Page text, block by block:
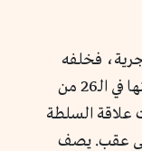
الواثق بالله في سنة 232 هجرية، فخلفه
أخوه جعفر المتوكل على الله، وكان وقتها في الـ26 من
علاقة السلطة
عقب. يصف